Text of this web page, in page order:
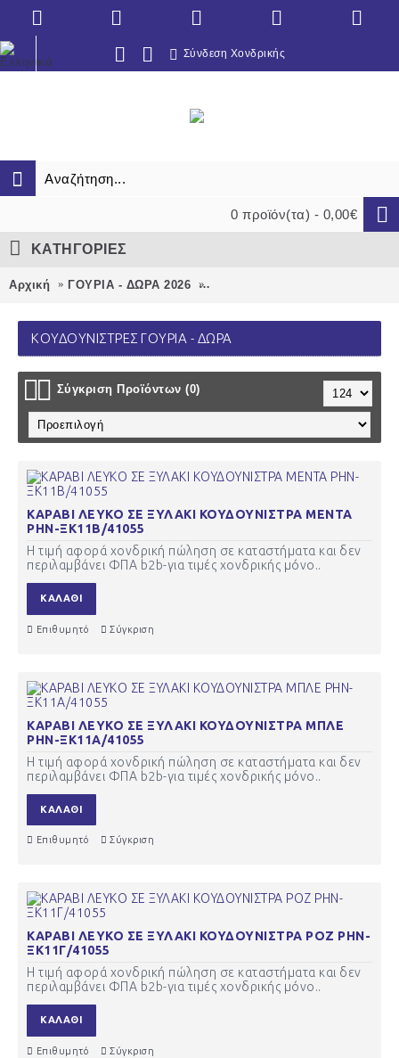
Σύνδεση Χονδρικής
0 προϊόν(τα) - 0,00€
ΚΑΤΗΓΟΡΙΕΣ
Αρχική ΓΟΥΡΙΑ - ΔΩΡΑ 2026 ΚΟΥΔΟΥΝΙΣΤΡΕΣ γούρια -
ΚΟΥΔΟΥΝΙΣΤΡΕΣ ΓΟΎΡΙΑ - ΔΏΡΑ
Σύγκριση Προϊόντων (0)
ΚΑΡΑΒΙ ΛΕΥΚΟ ΣΕ ΞΥΛΑΚΙ ΚΟΥΔΟΥΝΙΣΤΡΑ ΜΕΝΤΑ
ΡΗΝ-ΞΚ11Β/41055
Η τιμή αφορά χονδρική πώληση σε καταστήματα και δεν
περιλαμβάνει ΦΠΑ b2b-για τιμές χονδρικής μόνο..
ΚΑΛΆΘΙ
Επιθυμητό Σύγκριση
ΚΑΡΑΒΙ ΛΕΥΚΟ ΣΕ ΞΥΛΑΚΙ ΚΟΥΔΟΥΝΙΣΤΡΑ ΜΠΛΕ
ΡΗΝ-ΞΚ11Α/41055
Η τιμή αφορά χονδρική πώληση σε καταστήματα και δεν
περιλαμβάνει ΦΠΑ b2b-για τιμές χονδρικής μόνο..
ΚΑΛΆΘΙ
Επιθυμητό Σύγκριση
ΚΑΡΑΒΙ ΛΕΥΚΟ ΣΕ ΞΥΛΑΚΙ ΚΟΥΔΟΥΝΙΣΤΡΑ ΡΟΖ ΡΗΝ-
ΞΚ11Γ/41055
Η τιμή αφορά χονδρική πώληση σε καταστήματα και δεν
περιλαμβάνει ΦΠΑ b2b-για τιμές χονδρικής μόνο..
ΚΑΛΆΘΙ
Επιθυμητό Σύγκριση